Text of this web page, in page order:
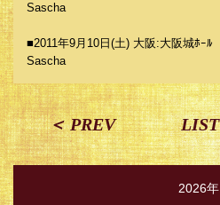
Sascha
■2011年9月10日(土) 大阪:大阪城ﾎｰﾙ
Sascha
＜ PREV LIST
2026年